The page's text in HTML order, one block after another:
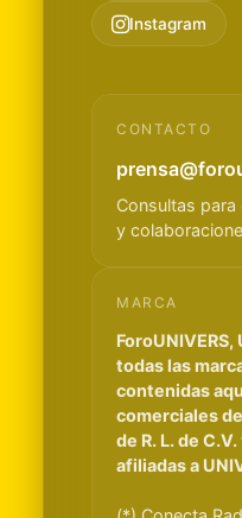
Instagram
CONTACTO
Consultas
y
MARCA
ForoUNIVERS,
todas las
contenidas
comerciales
de R. L. de
afiliadas a